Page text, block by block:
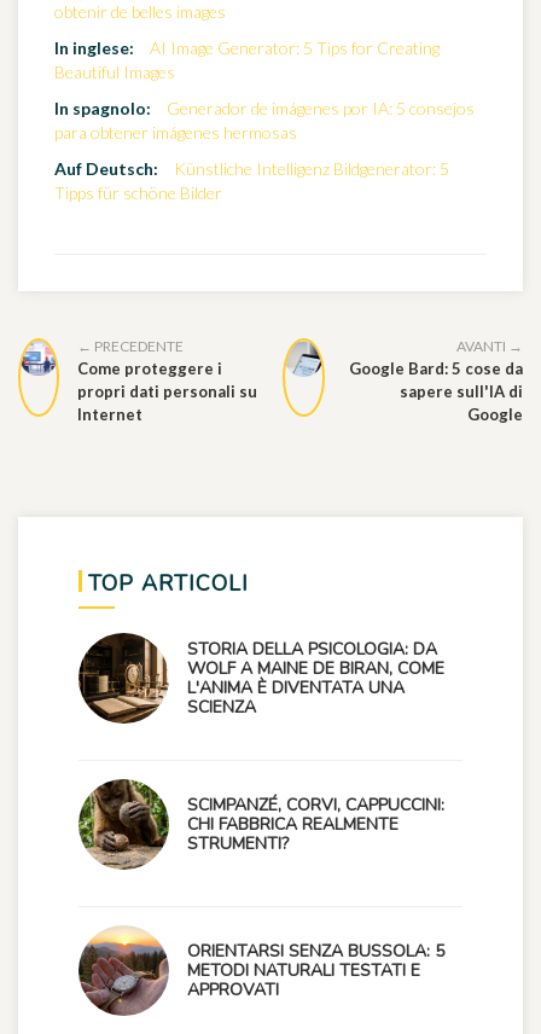
obtenir de belles images
In inglese:
AI Image Generator: 5 Tips for Creating
Beautiful Images
In spagnolo:
Generador de imágenes por IA: 5 consejos
para obtener imágenes hermosas
Auf Deutsch:
Künstliche Intelligenz Bildgenerator: 5
Tipps für schöne Bilder
← PRECEDENTE
Come proteggere i
propri dati personali su
Internet
AVANTI →
Google Bard: 5 cose da
sapere sull'IA di
Google
TOP ARTICOLI
STORIA DELLA PSICOLOGIA: DA
WOLF A MAINE DE BIRAN, COME
L'ANIMA È DIVENTATA UNA
SCIENZA
SCIMPANZÉ, CORVI, CAPPUCCINI:
CHI FABBRICA REALMENTE
STRUMENTI?
ORIENTARSI SENZA BUSSOLA: 5
METODI NATURALI TESTATI E
APPROVATI